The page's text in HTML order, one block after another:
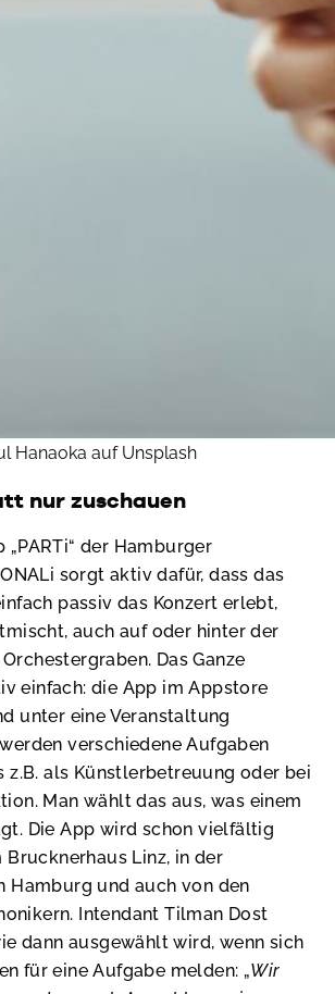
Hanaoka auf Unsplash
nur zuschauen
„PARTi“ der Hamburger
sorgt aktiv dafür, dass das
passiv das Konzert erlebt,
auch auf oder hinter der
Das Ganze
einfach: die App im Appstore
unter eine Veranstaltung
verschiedene Aufgaben
z.B. als Künstlerbetreuung oder bei
Man wählt das aus, was einem
Die App wird schon vielfältig
Brucknerhaus Linz, in der
Hamburg und auch von den
Intendant Tilman Dost
dann ausgewählt wird, wenn sich
für eine Aufgabe melden: „Wir